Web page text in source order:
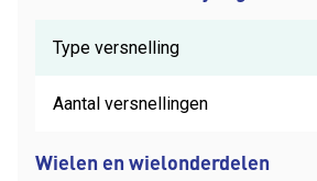
Type versnelling
Aantal versnellingen
Wielen en wielonderdelen